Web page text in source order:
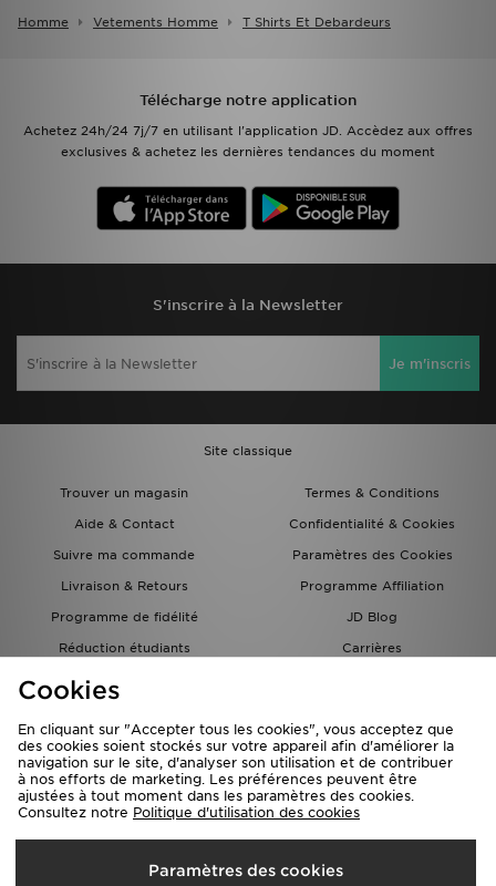
Homme Vetements Homme T Shirts Et Debardeurs
Télécharge notre application
Achetez 24h/24 7j/7 en utilisant l'application JD. Accèdez aux offres
exclusives & achetez les dernières tendances du moment
S'inscrire à la Newsletter
Je m'inscris
Site classique
Trouver un magasin
Termes & Conditions
Aide & Contact
Confidentialité & Cookies
Suivre ma commande
Paramètres des Cookies
Livraison & Retours
Programme Affiliation
Programme de fidélité
JD Blog
Réduction étudiants
Carrières
Carte Cadeau
Livraison Vers
France
Cookies
En cliquant sur "Accepter tous les cookies", vous acceptez que
des cookies soient stockés sur votre appareil afin d'améliorer la
navigation sur le site, d'analyser son utilisation et de contribuer
à nos efforts de marketing. Les préférences peuvent être
ajustées à tout moment dans les paramètres des cookies.
Consultez notre Politique d'utilisation des cookies
Paramètres des cookies